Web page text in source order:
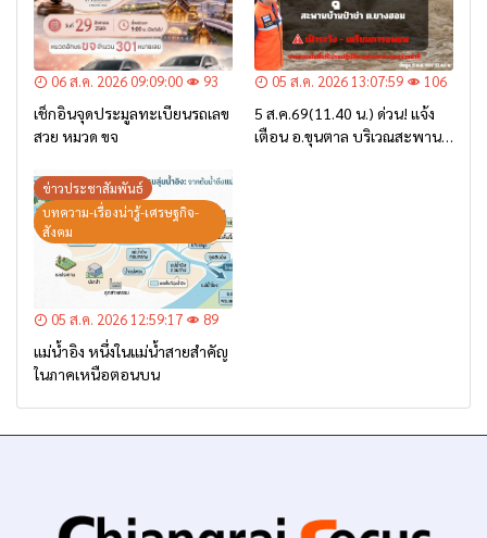
06 ส.ค. 2026 09:09:00 93
เช็กอินจุดประมูลทะเบียนรถเลข
สวย หมวด ขจ
05 ส.ค. 2026 13:07:59 106
5 ส.ค.69(11.40 น.) ด่วน! แจ้ง
เตือน อ.ขุนตาล บริเวณสะพาน
ข่าวประชาสัมพันธ์
บทความ-เรื่องน่ารู้-เศรษฐกิจ-
สังคม
05 ส.ค. 2026 12:59:17 89
แม่น้ำอิง หนึ่งในแม่น้ำสายสำคัญ
ในภาคเหนือตอนบน